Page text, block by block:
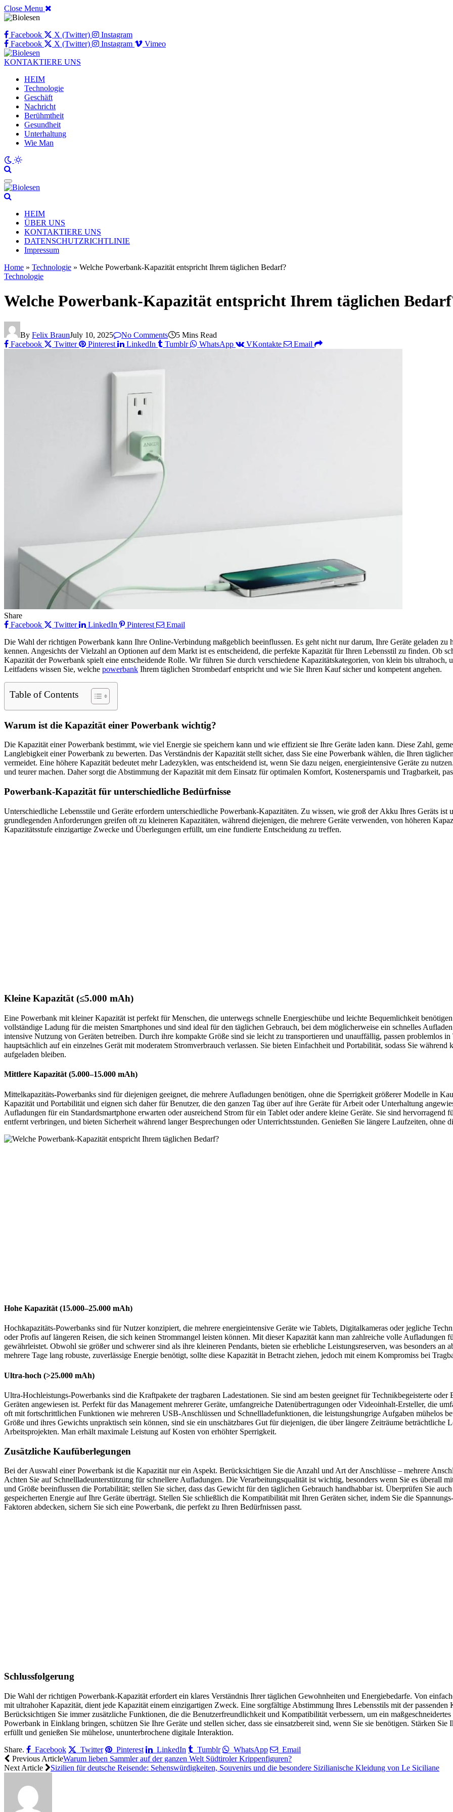
Close Menu
Facebook X (Twitter)
Instagram
Facebook
X (Twitter) Instagram Vimeo
KONTAKTIERE UNS
HEIM
Technologie
Geschäft
Nachricht
Berühmtheit
Gesundheit
Unterhaltung
Wie Man
HEIM
ÜBER UNS
KONTAKTIERE UNS
DATENSCHUTZRICHTLINIE
Impressum
Home » Technologie » Welche Powerbank-Kapazität entspricht Ihrem täglichen Bedarf?
Technologie
Welche Powerbank-Kapazität entspricht Ihrem täglichen
By Felix BraunJuly 10, 2025 No Comments
5 Mins Read
Facebook
Twitter Pinterest LinkedIn Tumblr WhatsApp VKontakte Email
Share
Facebook
Twitter LinkedIn Pinterest
Email
Die Wahl der richtigen Powerbank kann Ihre Online-Verbindung maßgeblich beeinflussen. Es geht nicht nur darum, Ihre Geräte geladen
kennen. Angesichts der Vielzahl an Optionen auf dem Markt ist es entscheidend, die perfekte Kapazität für Ihren Lebensstil zu finden. Ob
Kapazität der Powerbank spielt eine entscheidende Rolle. Wir führen Sie durch verschiedene Kapazitätskategorien, von klein bis ultrahoch,
Leitfadens wissen Sie, welche powerbank Ihrem täglichen Strombedarf entspricht und wie Sie Ihren Kauf sicher und kompetent angehen.
Table of Contents
Warum ist die Kapazität einer Powerbank wichtig?
Die Kapazität einer Powerbank bestimmt, wie viel Energie sie speichern kann und wie effizient sie Ihre Geräte laden kann. Diese Zahl,
Langlebigkeit einer Powerbank zu bewerten. Das Verständnis der Kapazität stellt sicher, dass Sie eine Powerbank wählen, die Ihren
vermeidet. Eine höhere Kapazität bedeutet mehr Ladezyklen, was entscheidend ist, wenn Sie dazu neigen, energieintensive Geräte zu
und teurer machen. Daher sorgt die Abstimmung der Kapazität mit dem Einsatz für optimalen Komfort, Kostenersparnis und Tragbarkeit,
Powerbank-Kapazität für unterschiedliche Bedürfnisse
Unterschiedliche Lebensstile und Geräte erfordern unterschiedliche Powerbank-Kapazitäten. Zu wissen, wie groß der Akku Ihres Geräts
grundlegenden Anforderungen greifen oft zu kleineren Kapazitäten, während diejenigen, die mehrere Geräte verwenden, von höheren
Kapazitätsstufe einzigartige Zwecke und Überlegungen erfüllt, um eine fundierte Entscheidung zu treffen.
Kleine Kapazität (≤5.000 mAh)
Eine Powerbank mit kleiner Kapazität ist perfekt für Menschen, die unterwegs schnelle Energieschübe und leichte Bequemlichkeit
vollständige Ladung für die meisten Smartphones und sind ideal für den täglichen Gebrauch, bei dem möglicherweise ein schnelles
intensive Nutzung von Geräten betreiben. Durch ihre kompakte Größe sind sie leicht zu transportieren und unauffällig, passen problemlos
hauptsächlich auf ein einzelnes Gerät mit moderatem Stromverbrauch verlassen. Sie bieten Einfachheit und Portabilität, sodass Sie
aufgeladen bleiben.
Mittlere Kapazität (5.000–15.000 mAh)
Mittelkapazitäts-Powerbanks sind für diejenigen geeignet, die mehrere Aufladungen benötigen, ohne die Sperrigkeit größerer Modelle in
Kapazität und Portabilität und eignen sich daher für Benutzer, die den ganzen Tag über auf ihre Geräte für Arbeit oder Unterhaltung
Aufladungen für ein Standardsmartphone erwarten oder ausreichend Strom für ein Tablet oder andere kleine Geräte. Sie sind hervorragend
entfernt verbringen, und bieten Sicherheit während langer Besprechungen oder Unterrichtsstunden. Genießen Sie längere Laufzeiten,
Hohe Kapazität (15.000–25.000 mAh)
Hochkapazitäts-Powerbanks sind für Nutzer konzipiert, die mehrere energieintensive Geräte wie Tablets, Digitalkameras oder jegliche
oder Profis auf längeren Reisen, die sich keinen Strommangel leisten können. Mit dieser Kapazität kann man zahlreiche volle
gewährleistet. Obwohl sie größer und schwerer sind als ihre kleineren Pendants, bieten sie erhebliche Leistungsreserven, was besonders an
mehrere Tage lang robuste, zuverlässige Energie benötigt, sollte diese Kapazität in Betracht ziehen, jedoch mit einem Kompromiss bei
Ultra-hoch (>25.000 mAh)
Ultra-Hochleistungs-Powerbanks sind die Kraftpakete der tragbaren Ladestationen. Sie sind am besten geeignet für Technikbegeisterte
Geräten angewiesen ist. Perfekt für das Management mehrerer Geräte, umfangreiche Datenübertragungen oder Videoinhalt-Ersteller, die
oft mit fortschrittlichen Funktionen wie mehreren USB-Anschlüssen und Schnellladefunktionen, die leistungshungrige Aufgaben mühelos
Größe und ihres Gewichts unpraktisch sein können, sind sie ein unschätzbares Gut für diejenigen, die über längere Zeiträume beträchtliche
Arbeitsprojekten. Man erhält maximale Leistung auf Kosten von erhöhter Sperrigkeit.
Zusätzliche Kaufüberlegungen
Bei der Auswahl einer Powerbank ist die Kapazität nur ein Aspekt. Berücksichtigen Sie die Anzahl und Art der Anschlüsse – mehrere
Achten Sie auf Schnellladeunterstützung für schnellere Aufladungen. Die Verarbeitungsqualität ist wichtig, besonders wenn Sie es überall
und Größe beeinflussen die Portabilität; stellen Sie sicher, dass das Gewicht für den täglichen Gebrauch handhabbar ist. Überprüfen Sie
gespeicherten Energie auf Ihre Geräte überträgt. Stellen Sie schließlich die Kompatibilität mit Ihren Geräten sicher, indem Sie die
Faktoren abdecken, sichern Sie sich eine Powerbank, die perfekt zu Ihren Bedürfnissen passt.
Schlussfolgerung
Die Wahl der richtigen Powerbank-Kapazität erfordert ein klares Verständnis Ihrer täglichen Gewohnheiten und Energiebedarfe. Von
mit ultrahoher Kapazität, dient jede Kapazität einem einzigartigen Zweck. Eine sorgfältige Abstimmung Ihres Lebensstils mit der
Berücksichtigen Sie immer zusätzliche Funktionen, die die Benutzerfreundlichkeit und Kompatibilität verbessern, um ein
Powerbank in Einklang bringen, schützen Sie Ihre Geräte und stellen sicher, dass sie einsatzbereit sind, wenn Sie sie benötigen. Stärken
erfüllt und genießen Sie mühelose, ununterbrochene digitale Interaktion.
Share.
Facebook Twitter Pinterest LinkedIn Tumblr WhatsApp Email
Previous ArticleWarum lieben Sammler auf der ganzen Welt Südtiroler Krippenfiguren?
Next Article
Sizilien für deutsche Reisende: Sehenswürdigkeiten, Souvenirs und die besondere Sizilianische Kleidung von Le Siciliane